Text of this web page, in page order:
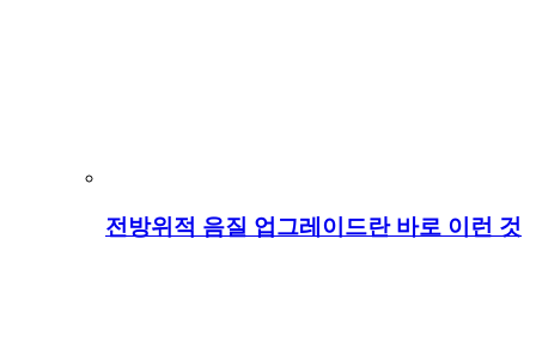
전방위적 음질 업그레이드란 바로 이런 것